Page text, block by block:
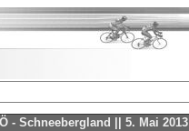
- Schneebergland || 5. Mai 2013